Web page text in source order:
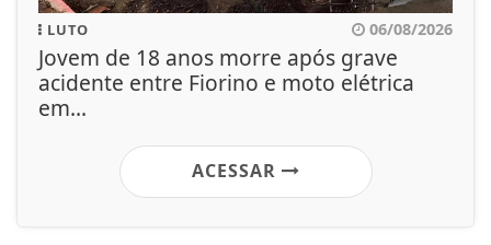
LUTO 06/08/2026
Jovem de 18 anos morre após grave
acidente entre Fiorino e moto elétrica
em...
ACESSAR